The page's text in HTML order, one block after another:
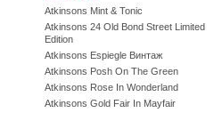
Atkinsons Mint & Tonic
Atkinsons 24 Old Bond Street Limited
Edition
Atkinsons Espiegle Винтаж
Atkinsons Posh On The Green
Atkinsons Rose In Wonderland
Atkinsons Gold Fair In Mayfair